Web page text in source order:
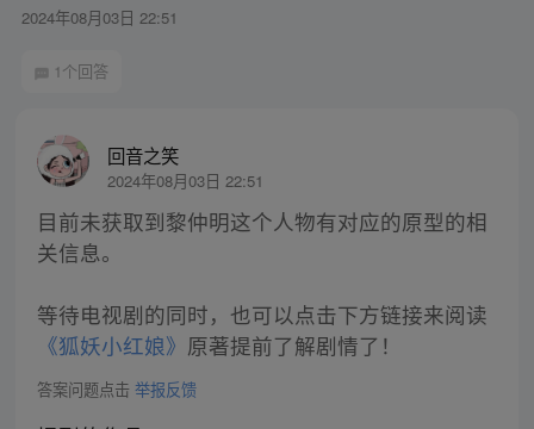
2024年08月03日 22:51
1个回答
回音之笑
2024年08月03日 22:51
目前未获取到黎仲明这个人物有对应的原型的相
关信息。
等待电视剧的同时，也可以点击下方链接来阅读
《狐妖小红娘》 原著提前了解剧情了！
答案问题点击 举报反馈